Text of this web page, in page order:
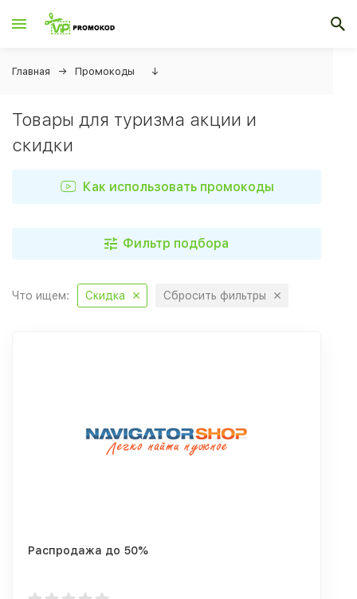
Главная Промокоды ↓
Товары для туризма акции и
скидки
Как использовать промокоды
Фильтр подбора
Что ищем: Скидка Сбросить фильтры
Распродажа до 50%